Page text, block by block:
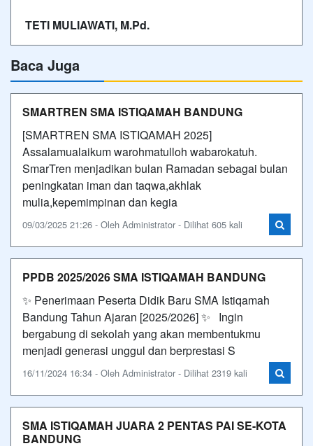
TETI MULIAWATI, M.Pd.
Baca Juga
SMARTREN SMA ISTIQAMAH BANDUNG
[SMARTREN SMA ISTIQAMAH 2025]
Assalamualaikum warohmatulloh wabarokatuh.
SmarTren menjadikan bulan Ramadan sebagai bulan
peningkatan iman dan taqwa,akhlak
mulia,kepemimpinan dan kegia
09/03/2025 21:26 - Oleh Administrator - Dilihat 605 kali
PPDB 2025/2026 SMA ISTIQAMAH BANDUNG
✨ Penerimaan Peserta Didik Baru SMA Istiqamah
Bandung Tahun Ajaran [2025/2026] ✨ Ingin
bergabung di sekolah yang akan membentukmu
menjadi generasi unggul dan berprestasi S
16/11/2024 16:34 - Oleh Administrator - Dilihat 2319 kali
SMA ISTIQAMAH JUARA 2 PENTAS PAI SE-KOTA
BANDUNG